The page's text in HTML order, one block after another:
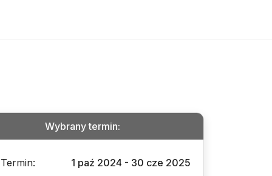
Wybrany termin:
Termin: 1 paź 2024 - 30 cze 2025